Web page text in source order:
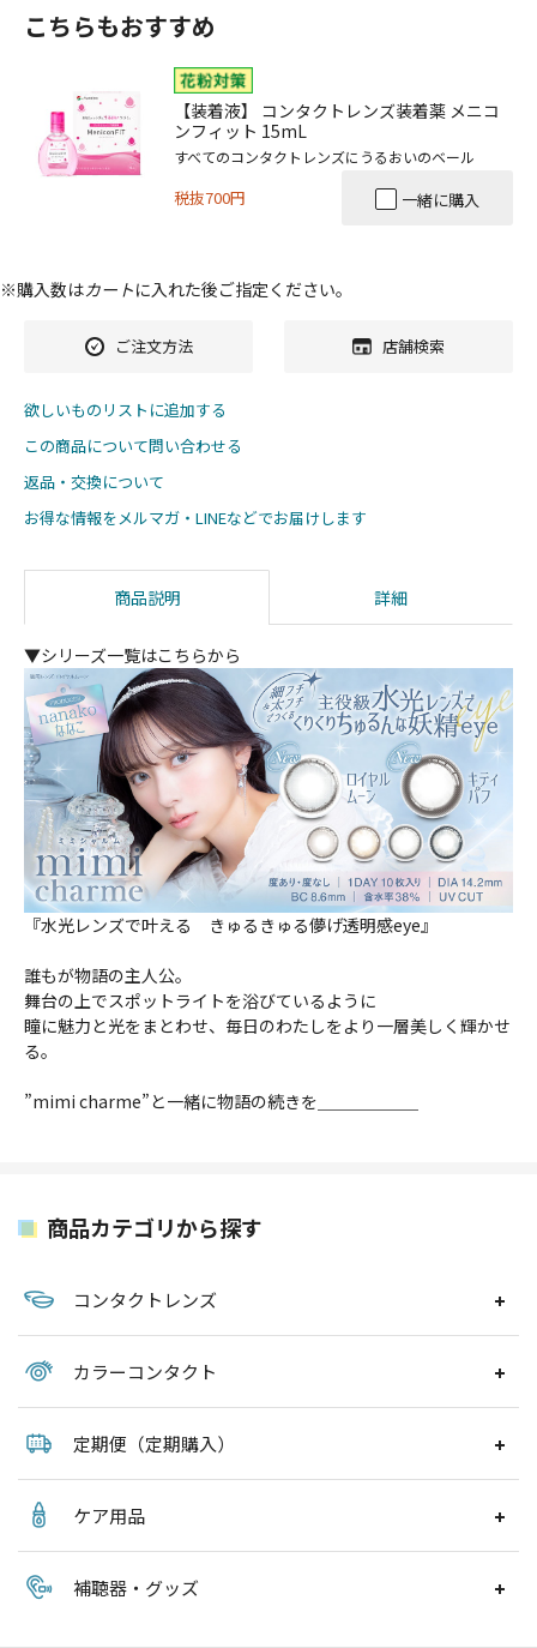
こちらもおすすめ
【装着液】 コンタクトレンズ装着薬 メニコ
ンフィット 15mL
すべてのコンタクトレンズにうるおいのベール
税抜700円 一緒に購入
※購入数はカートに入れた後ご指定ください。
ご注文方法 店舗検索
欲しいものリストに追加する
この商品について問い合わせる
返品・交換について
お得な情報をメルマガ・LINEなどでお届けします
商品説明 詳細
▼シリーズ一覧はこちらから
『水光レンズで叶える きゅるきゅる儚げ透明感eye』
誰もが物語の主人公。
舞台の上でスポットライトを浴びているように
瞳に魅力と光をまとわせ、毎日のわたしをより一層美しく輝かせ
る。
”mimi charme”と一緒に物語の続きを＿＿＿＿＿＿
商品カテゴリから探す
コンタクトレンズ
カラーコンタクト
定期便（定期購入）
ケア用品
補聴器・グッズ